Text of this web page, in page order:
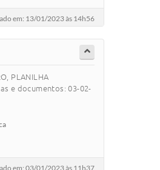
em: 13/01/2023 às 14h56
PLANILHA
e documentos: 03-02-
em: 03/01/2023 às 11h37